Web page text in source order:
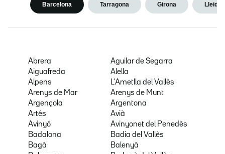
Barcelona Tarragona Girona Lleida
Abrera
Aguilar de Segarra
Aiguafreda
Alella
Alpens
L'Ametlla del Vallès
Arenys de Mar
Arenys de Munt
Argençola
Argentona
Artés
Avià
Avinyó
Avinyonet del Penedès
Badalona
Badia del Vallès
Bagà
Balenyà